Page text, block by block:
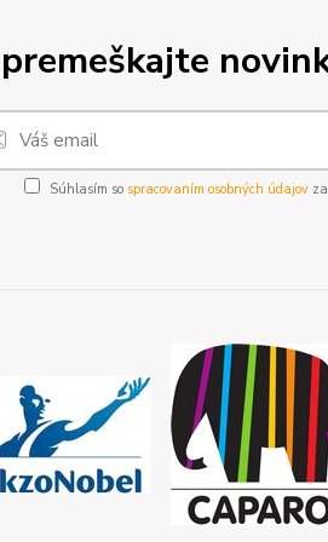
Súhlasím so spracovaním osobných údajov